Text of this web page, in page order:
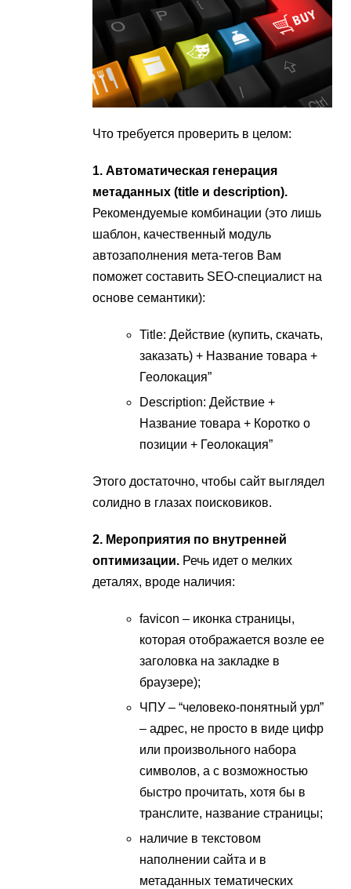
Что требуется проверить в целом:
1. Автоматическая генерация
метаданных (title и description).
Рекомендуемые комбинации (это лишь
шаблон, качественный модуль
автозаполнения мета-тегов Вам
поможет составить SEO-специалист на
основе семантики):
Title: Действие (купить, скачать,
заказать) + Название товара +
Геолокация”
Description: Действие +
Название товара + Коротко о
позиции + Геолокация”
Этого достаточно, чтобы сайт выглядел
солидно в глазах поисковиков.
2. Мероприятия по внутренней
оптимизации. Речь идет о мелких
деталях, вроде наличия:
favicon – иконка страницы,
которая отображается возле ее
заголовка на закладке в
браузере);
ЧПУ – “человеко-понятный урл”
– адрес, не просто в виде цифр
или произвольного набора
символов, а с возможностью
быстро прочитать, хотя бы в
транслите, название страницы;
наличие в текстовом
наполнении сайта и в
метаданных тематических